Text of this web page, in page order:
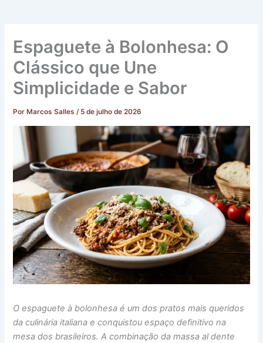
Espaguete à Bolonhesa: O
Clássico que Une
Simplicidade e Sabor
Por Marcos Salles/ 5 de julho de 2026
O espaguete à bolonhesa é um dos pratos mais queridos
da culinária italiana e conquistou espaço definitivo na
mesa dos brasileiros. A combinação da massa al dente